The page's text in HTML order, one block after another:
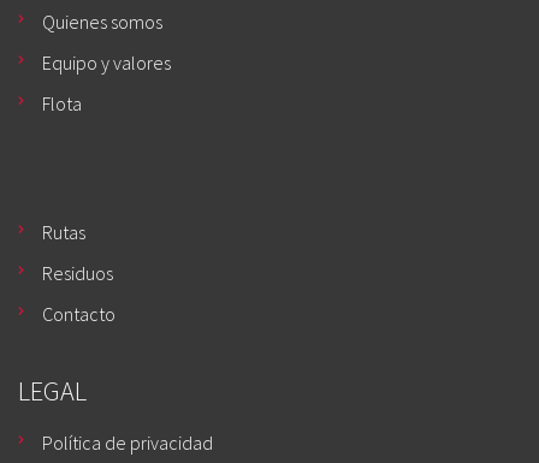
Quienes somos
Equipo y valores
Flota
Rutas
Residuos
Contacto
LEGAL
Política de privacidad